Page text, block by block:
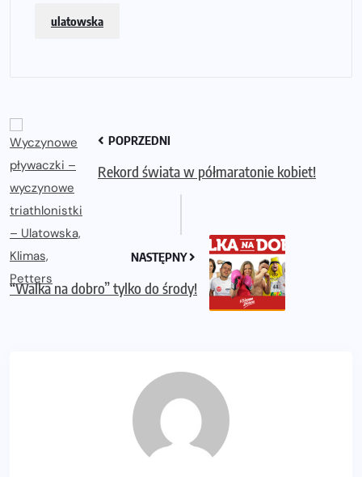
ulatowska
POPRZEDNI
Rekord świata w półmaratonie kobiet!
NASTĘPNY
“Walka na dobro” tylko do środy!